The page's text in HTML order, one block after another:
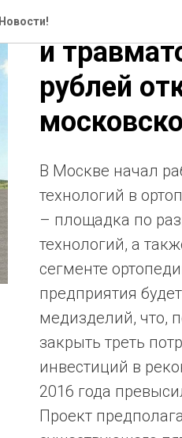
Новости!
и
рублей
В Москве начал
технологий в
– площадка по
технологий, а
сегменте
предприятия
медизделий, что,
закрыть треть
инвестиций в
2016 года
Проект